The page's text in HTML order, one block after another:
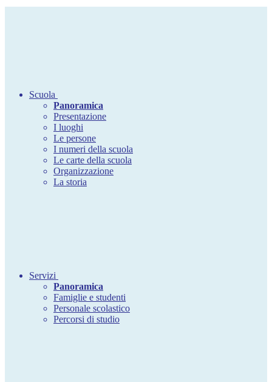
Scuola
Panoramica
Presentazione
I luoghi
Le persone
I numeri della scuola
Le carte della scuola
Organizzazione
La storia
Servizi
Panoramica
Famiglie e studenti
Personale scolastico
Percorsi di studio